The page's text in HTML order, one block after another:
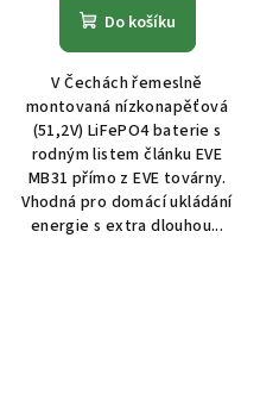
Do košíku
V Čechách řemeslně
montovaná nízkonapěťová
(51,2V) LiFePO4 baterie s
rodným listem článku EVE
MB31 přímo z EVE továrny.
Vhodná pro domácí ukládání
energie s extra dlouhou...